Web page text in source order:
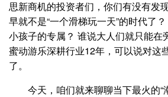
思新商机的投资者们，你们有没有发
早就不是“一个滑梯玩一天”的时代了
小孩子的专属？ 谁说大人们就只能在
蜜动游乐深耕行业12年，可以说对这
了。
今天，咱们就来聊聊当下最火的“